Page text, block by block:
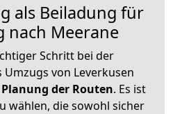
als Beiladung für
nach Meerane
Schritt bei der
von Leverkusen
Planung der Routen. Es ist
wählen, die sowohl sicher